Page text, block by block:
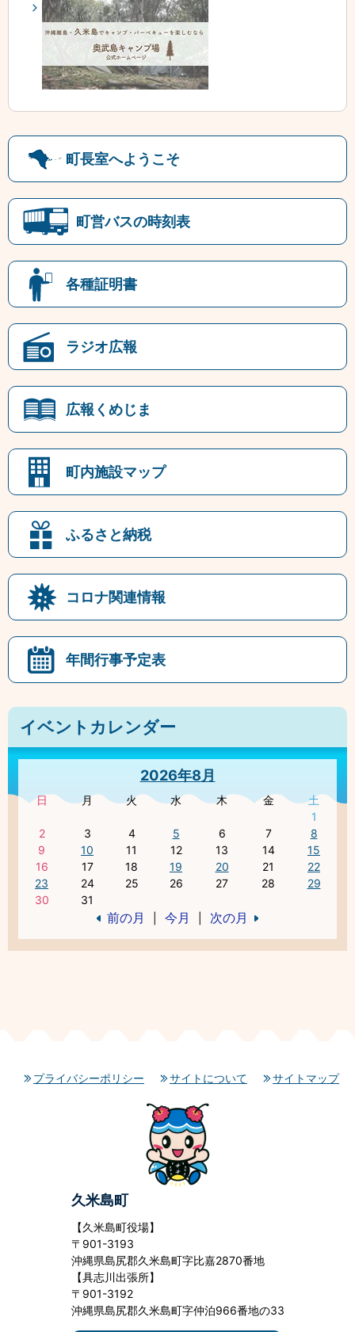
町長室へようこそ
町営バスの時刻表
各種証明書
ラジオ広報
広報くめじま
町内施設マップ
ふるさと納税
コロナ関連情報
年間行事予定表
イベントカレンダー
2026年8月
日 月 火 水 木 金
土
1
2
3 4 5 6 7
8
9
10 11 12 13 14
15
16
17 18 19 20 21
22
23
24 25 26 27 28
29
30
31
前の月 今月 次の月
プライバシーポリシー サイトについて サイトマップ
久米島町
【久米島町役場】
〒901-3193
沖縄県島尻郡久米島町字比嘉2870番地
【具志川出張所】
〒901-3192
沖縄県島尻郡久米島町字仲泊966番地の33